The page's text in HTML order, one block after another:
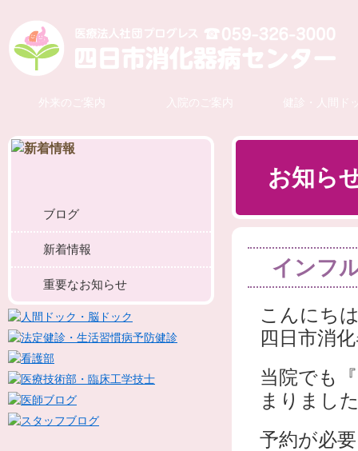
外来のご案内 入院のご案内 健診・人間ド
お知ら
インフ
こんにちは
四日市消
当院でも
まりまし
予約が必
ブログ
新着情報
重要なお知らせ